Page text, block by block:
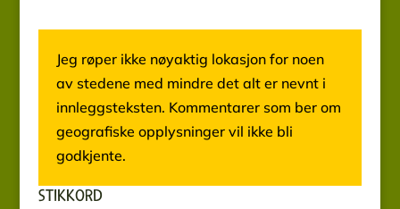
Jeg røper ikke nøyaktig lokasjon for noen
av stedene med mindre det alt er nevnt i
innleggsteksten. Kommentarer som ber om
geografiske opplysninger vil ikke bli
godkjente.
STIKKORD